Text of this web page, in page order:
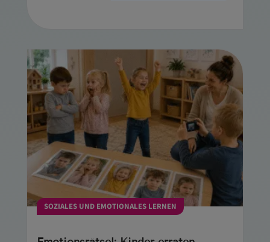
SOZIALES UND EMOTIONALES LERNEN